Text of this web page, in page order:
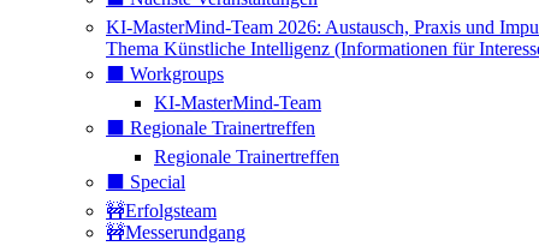
KI-MasterMind-Team 2026: Austausch, Praxis und
Thema Künstliche Intelligenz (Informationen für
⬛️ Workgroups
KI-MasterMind-Team
⬛️ Regionale Trainertreffen
Regionale Trainertreffen
⬛️ Special
🚧Erfolgsteam
🚧Messerundgang